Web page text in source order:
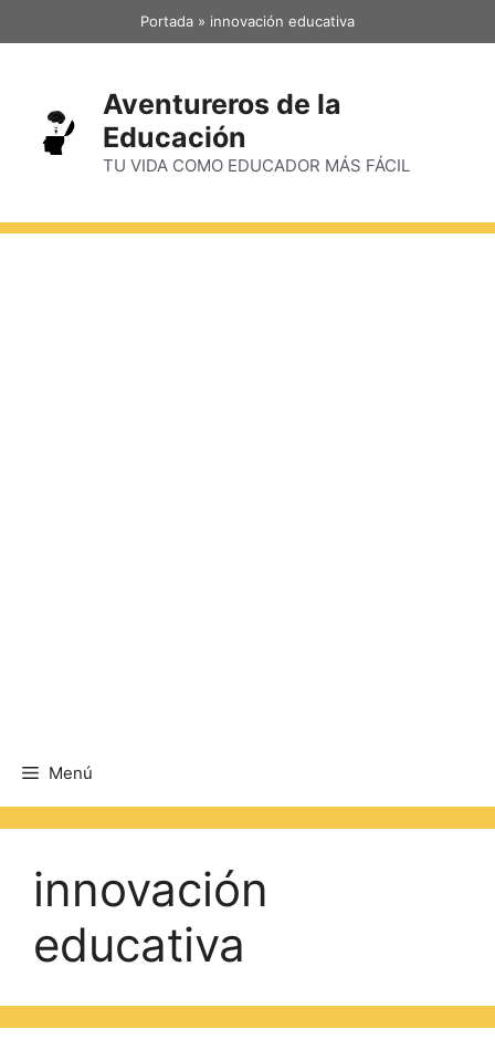
Portada » innovación educativa
Aventureros de la
Educación
TU VIDA COMO EDUCADOR MÁS FÁCIL
Menú
innovación
educativa